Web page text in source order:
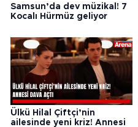
Samsun’da dev müzikal! 7
Kocalı Hürmüz geliyor
Ülkü Hilal Çiftçi’nin
ailesinde yeni kriz! Annesi